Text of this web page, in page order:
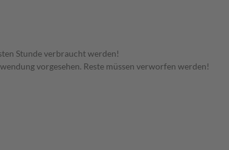
Stunde verbraucht werden!
vorgesehen. Reste müssen verworfen werden!